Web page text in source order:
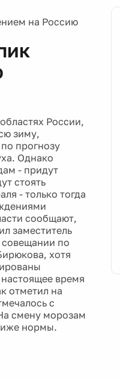
России,
зиму,
прогнозу
Однако
- придут
стоять
- только тогда
сообщают,
заместитель
по
хотя
время
отметил на
с
смену морозам
нормы.